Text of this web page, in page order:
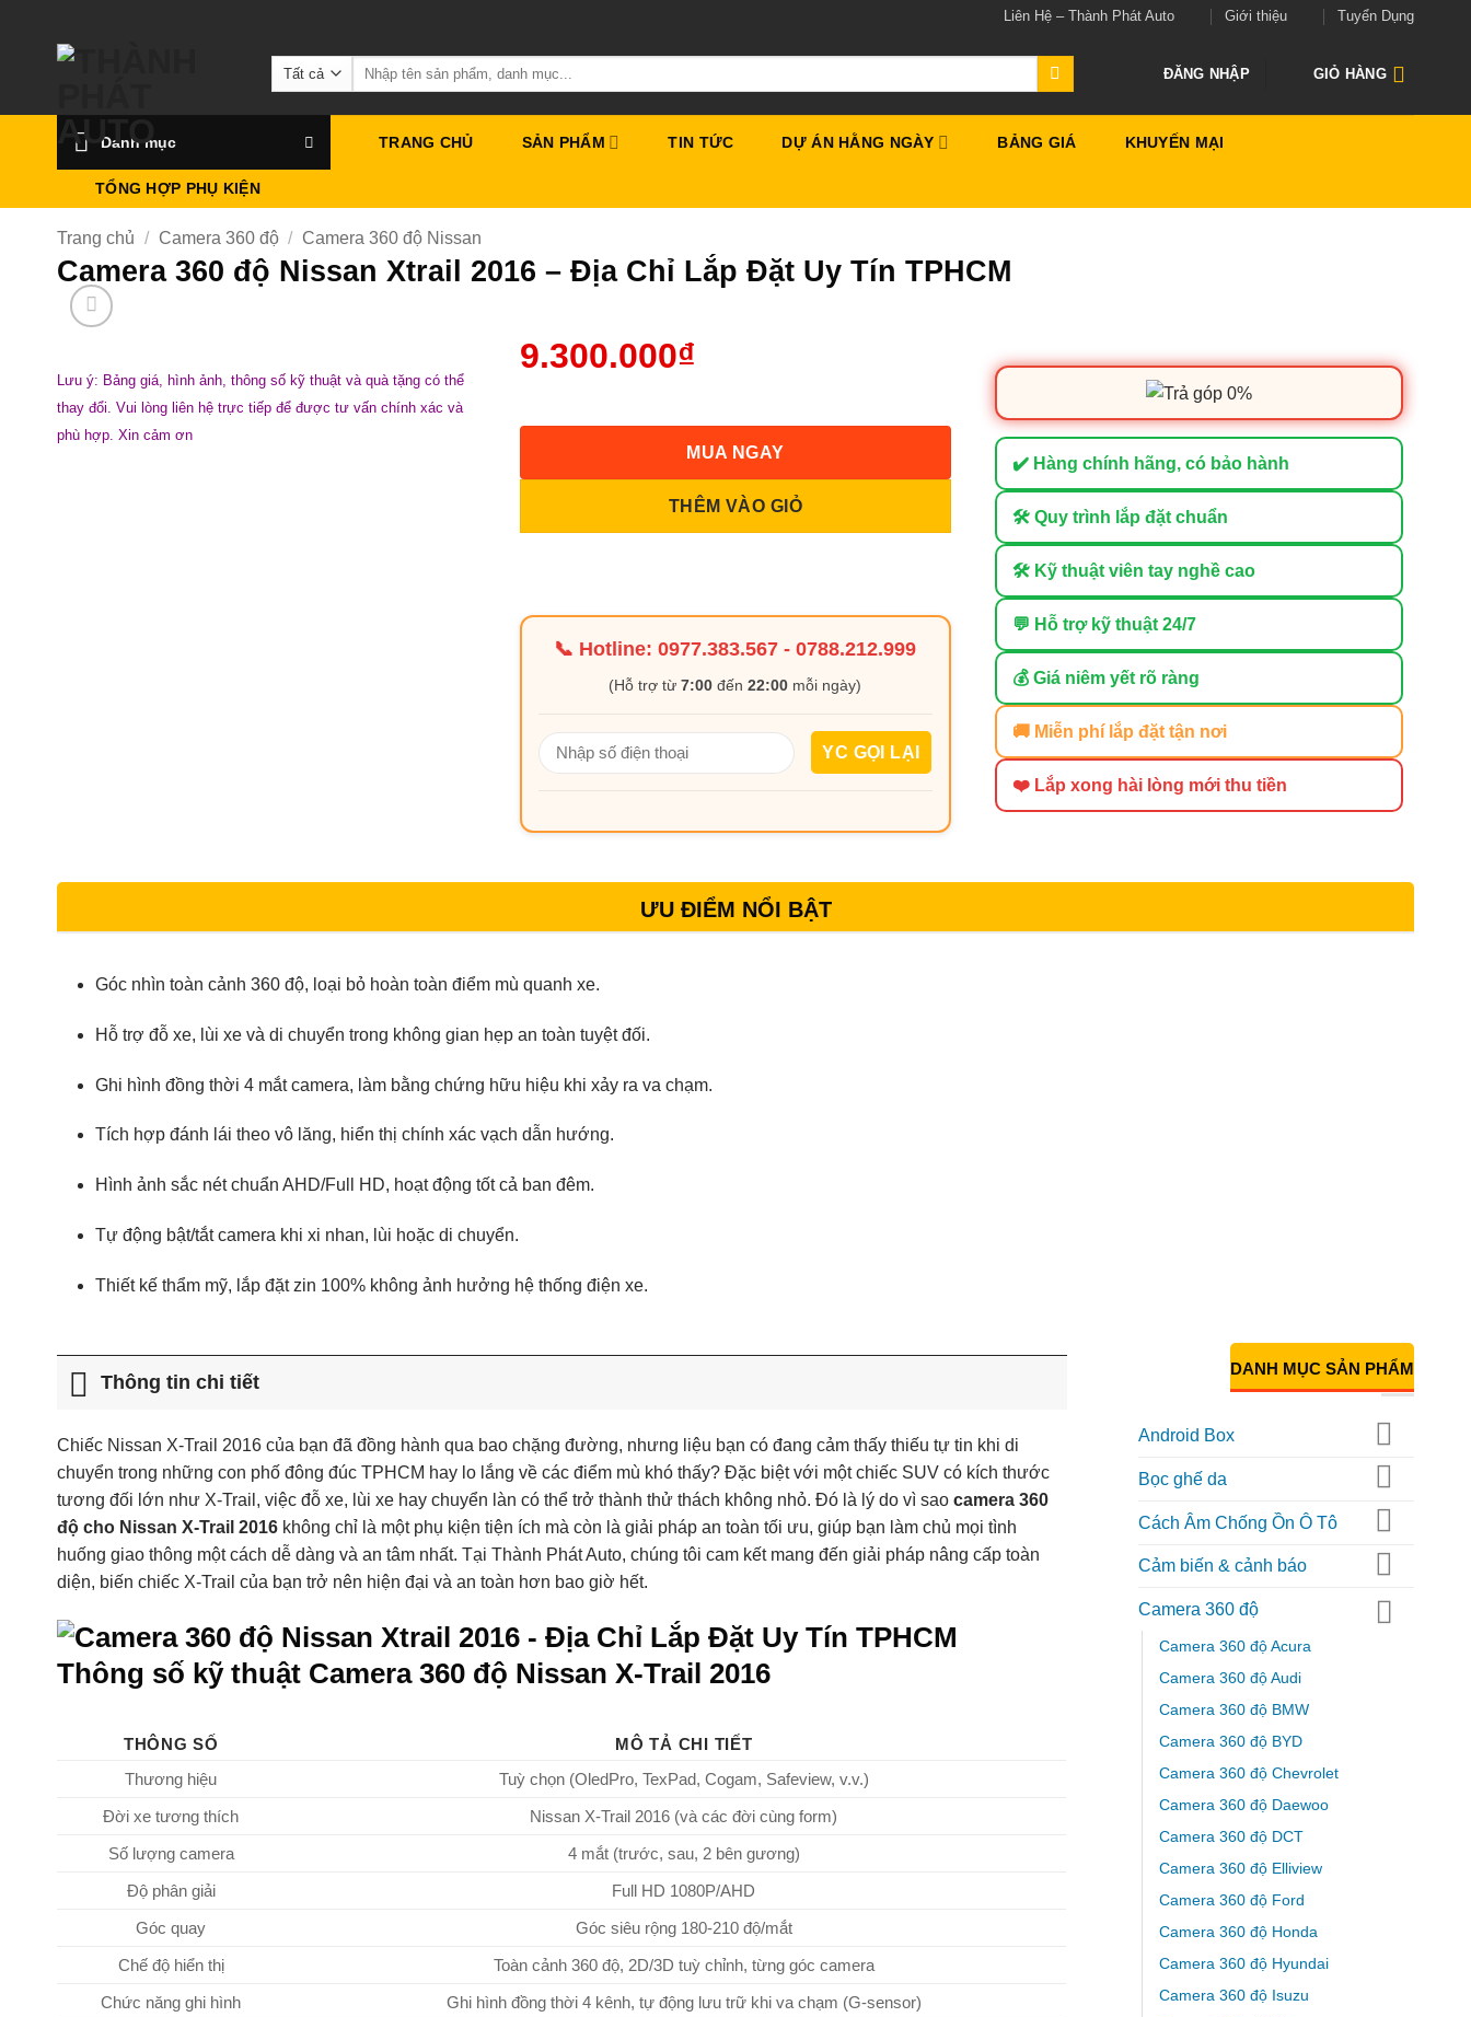
Liên Hệ – Thành Phát Auto Giới thiệu Tuyển Dụng
Tìm
kiếm:
ĐĂNG NHẬP GIỎ HÀNG
Danh mục TRANG CHỦ SẢN PHẨM TIN TỨC DỰ ÁN HẰNG NGÀY BẢNG GIÁ KHUYẾN MẠI
TỔNG HỢP PHỤ KIỆN
Trang chủ / Camera 360 độ / Camera 360 độ Nissan
Camera 360 độ Nissan Xtrail 2016 – Địa Chỉ Lắp Đặt Uy Tín TPHCM
Lưu ý: Bảng giá, hình ảnh, thông số kỹ thuật và quà tặng có thể
thay đổi. Vui lòng liên hệ trực tiếp để được tư vấn chính xác và
phù hợp. Xin cảm ơn
9.300.000₫
THÊM VÀO GIỎ
MUA NGAY
📞 Hotline:0977.383.567 -0788.212.999
(Hỗ trợ từ7:00 đến22:00 mỗi ngày)
✔️ Hàng chính hãng, có bảo hành
🛠 Quy trình lắp đặt chuẩn
🛠 Kỹ thuật viên tay nghề cao
💬 Hỗ trợ kỹ thuật 24/7
💰 Giá niêm yết rõ ràng
🚚 Miễn phí lắp đặt tận nơi
❤️ Lắp xong hài lòng mới thu tiền
ƯU ĐIỂM NỔI BẬT
Góc nhìn toàn cảnh 360 độ, loại bỏ hoàn toàn điểm mù quanh xe.
Hỗ trợ đỗ xe, lùi xe và di chuyển trong không gian hẹp an toàn tuyệt đối.
Ghi hình đồng thời 4 mắt camera, làm bằng chứng hữu hiệu khi xảy ra va chạm.
Tích hợp đánh lái theo vô lăng, hiển thị chính xác vạch dẫn hướng.
Hình ảnh sắc nét chuẩn AHD/Full HD, hoạt động tốt cả ban đêm.
Tự động bật/tắt camera khi xi nhan, lùi hoặc di chuyển.
Thiết kế thẩm mỹ, lắp đặt zin 100% không ảnh hưởng hệ thống điện xe.
Thông tin chi tiết
Chiếc Nissan X-Trail 2016 của bạn đã đồng hành qua bao chặng đường, nhưng liệu bạn có đang cảm thấy thiếu tự tin khi di
chuyển trong những con phố đông đúc TPHCM hay lo lắng về các điểm mù khó thấy? Đặc biệt với một chiếc SUV có kích thước
tương đối lớn như X-Trail, việc đỗ xe, lùi xe hay chuyển làn có thể trở thành thử thách không nhỏ. Đó là lý do vì sao camera 360
độ cho Nissan X-Trail 2016 không chỉ là một phụ kiện tiện ích mà còn là giải pháp an toàn tối ưu, giúp bạn làm chủ mọi tình
huống giao thông một cách dễ dàng và an tâm nhất. Tại Thành Phát Auto, chúng tôi cam kết mang đến giải pháp nâng cấp toàn
diện, biến chiếc X-Trail của bạn trở nên hiện đại và an toàn hơn bao giờ hết.
Thông số kỹ thuật Camera 360 độ Nissan X-Trail 2016
THÔNG SỐ
MÔ TẢ CHI TIẾT
Thương hiệu
Tuỳ chọn (OledPro, TexPad, Cogam, Safeview, v.v.)
Đời xe tương thích
Nissan X-Trail 2016 (và các đời cùng form)
Số lượng camera
4 mắt (trước, sau, 2 bên gương)
Độ phân giải
Full HD 1080P/AHD
Góc quay
Góc siêu rộng 180-210 độ/mắt
Chế độ hiển thị
Toàn cảnh 360 độ, 2D/3D tuỳ chỉnh, từng góc camera
Chức năng ghi hình
Ghi hình đồng thời 4 kênh, tự động lưu trữ khi va chạm (G-sensor)
DANH MỤC SẢN PHẨM
Android Box
Bọc ghế da
Cách Âm Chống Ồn Ô Tô
Cảm biến & cảnh báo
Camera 360 độ
Camera 360 độ Acura
Camera 360 độ Audi
Camera 360 độ BMW
Camera 360 độ BYD
Camera 360 độ Chevrolet
Camera 360 độ Daewoo
Camera 360 độ DCT
Camera 360 độ Elliview
Camera 360 độ Ford
Camera 360 độ Honda
Camera 360 độ Hyundai
Camera 360 độ Isuzu